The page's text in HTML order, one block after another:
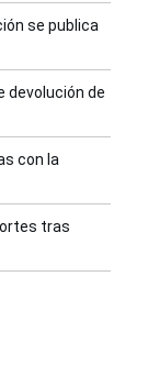
se publica
devolución de
con la
tras